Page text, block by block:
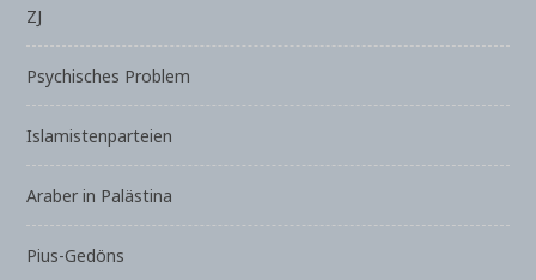
ZJ
Psychisches Problem
Islamistenparteien
Araber in Palästina
Pius-Gedöns